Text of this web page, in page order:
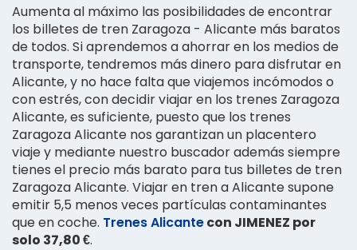
Aumenta al máximo las posibilidades de encontrar
los billetes de tren Zaragoza - Alicante más baratos
de todos. Si aprendemos a ahorrar en los medios de
transporte, tendremos más dinero para disfrutar en
Alicante, y no hace falta que viajemos incómodos o
con estrés, con decidir viajar en los trenes Zaragoza
Alicante, es suficiente, puesto que los trenes
Zaragoza Alicante nos garantizan un placentero
viaje y mediante nuestro buscador además siempre
tienes el precio más barato para tus billetes de tren
Zaragoza Alicante. Viajar en tren a Alicante supone
emitir 5,5 menos veces partículas contaminantes
que en coche. Trenes Alicantecon JIMENEZ por
solo 37,80 €.